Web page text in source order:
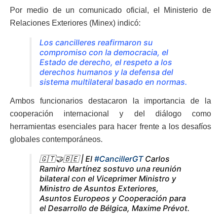
Por medio de un comunicado oficial, el Ministerio de
Relaciones Exteriores (Minex) indicó:
Los cancilleres reafirmaron su
compromiso con la democracia, el
Estado de derecho, el respeto a los
derechos humanos y la defensa del
sistema multilateral basado en normas.
Ambos funcionarios destacaron la importancia de la
cooperación internacional y del diálogo como
herramientas esenciales para hacer frente a los desafíos
globales contemporáneos.
🇬🇹🤝🇧🇪 | El #CancillerGTCarlos
Ramiro Martínez sostuvo una reunión
bilateral con el Viceprimer Ministro y
Ministro de Asuntos Exteriores,
Asuntos Europeos y Cooperación para
el Desarrollo de Bélgica, Maxime Prévot.